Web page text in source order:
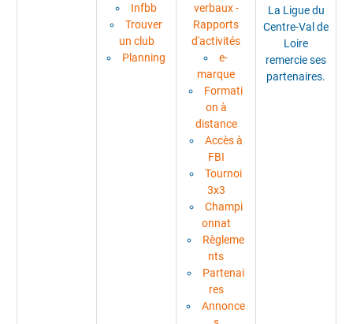
Infbb
Trouver
un club
Planning
verbaux -
Rapports
d'activités
e-
marque
Formati
on à
distance
Accès à
FBI
Tournoi
3x3
Champi
onnat
Règleme
nts
Partenai
res
Annonce
La Ligue du
Centre-Val de
Loire
remercie ses
partenaires.